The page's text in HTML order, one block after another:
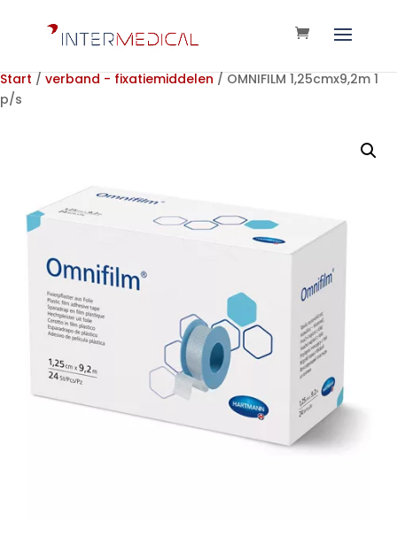
Start / verband - fixatiemiddelen / OMNIFILM 1,25cmx9,2m 1
p/s